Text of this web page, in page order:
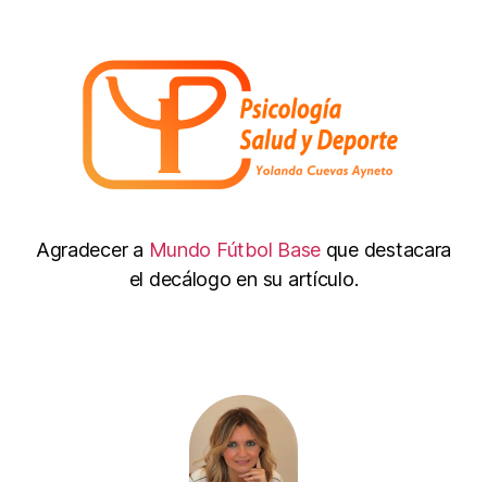
Agradecer a Mundo Fútbol Base que destacara
el decálogo en su artículo.